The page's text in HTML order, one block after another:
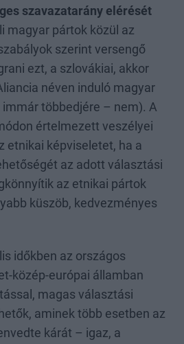
szavazatarány elérését
magyar pártok közül az
szerint versengő
ezt, a szlovákiai, akkor
néven induló magyar
többedjére – nem). A
értelmezett veszélyei
etnikai képviseletet, ha a
az adott választási
az etnikai pártok
küszöb, kedvezményes
időkben az országos
közép-európai államban
magas választási
aminek több esetben az
kárát – igaz, a